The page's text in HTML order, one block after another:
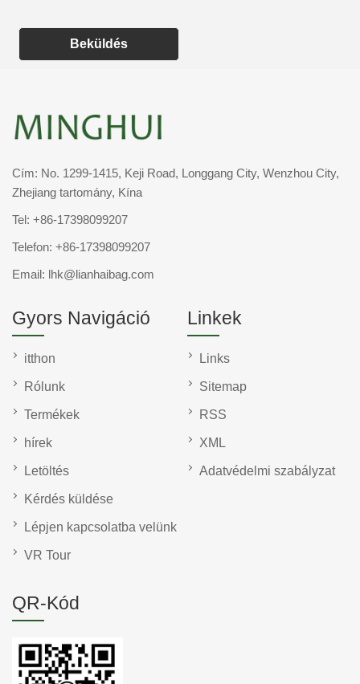
Beküldés
Cím: No. 1299-1415, Keji Road, Longgang City, Wenzhou City,
Zhejiang tartomány, Kína
Tel: +86-17398099207
Telefon: +86-17398099207
Email: lhk@lianhaibag.com
Gyors Navigáció
itthon
Rólunk
Termékek
hírek
Letöltés
Kérdés küldése
Lépjen kapcsolatba velünk
VR Tour
Linkek
Links
Sitemap
RSS
XML
Adatvédelmi szabályzat
QR-Kód